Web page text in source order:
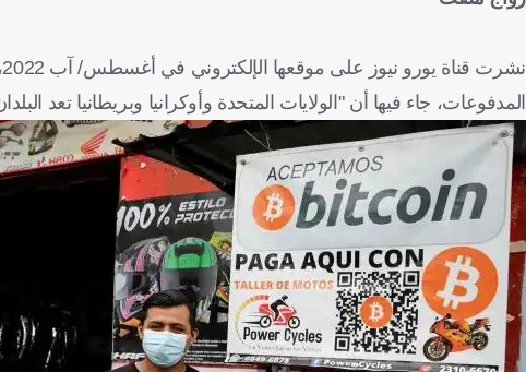
المدفوعات، جاء فيها أن "الولايات المتحدة وأوكرانيا وبريطانيا تعد